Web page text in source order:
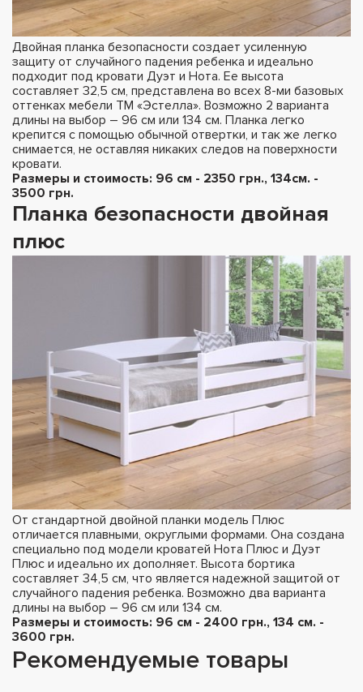
Двойная планка безопасности создает усиленную
защиту от случайного падения ребенка и идеально
подходит под кровати Дуэт и Нота. Ее высота
составляет 32,5 см, представлена во всех 8-ми базовых
оттенках мебели ТМ «Эстелла». Возможно 2 варианта
длины на выбор – 96 см или 134 см. Планка легко
крепится с помощью обычной отвертки, и так же легко
снимается, не оставляя никаких следов на поверхности
кровати.
Размеры и стоимость: 96 см - 2350 грн., 134см. -
3500 грн.
Планка безопасности двойная
плюс
От стандартной двойной планки модель Плюс
отличается плавными, округлыми формами. Она создана
специально под модели кроватей Нота Плюс и Дуэт
Плюс и идеально их дополняет. Высота бортика
составляет 34,5 см, что является надежной защитой от
случайного падения ребенка. Возможно два варианта
длины на выбор – 96 см или 134 см.
Размеры и стоимость: 96 см - 2400 грн., 134 см. -
3600 грн.
Рекомендуемые товары